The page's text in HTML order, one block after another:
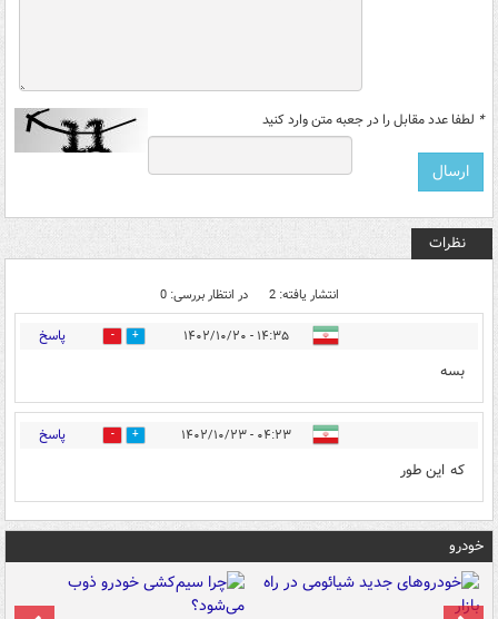
* لطفا عدد مقابل را در جعبه متن وارد کنید
نظرات
انتشار یافته: 2 در انتظار بررسی: 0
۱۴:۳۵ - ۱۴۰۲/۱۰/۲۰ 4 پاسخ
بسه
۰۴:۲۳ - ۱۴۰۲/۱۰/۲۳ 2 پاسخ
که این طور
خودرو